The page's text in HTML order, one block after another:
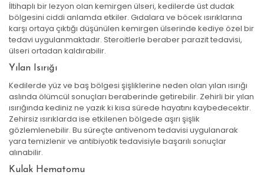
İltihaplı bir lezyon olan kemirgen ülseri, kedilerde üst dudak
bölgesini ciddi anlamda etkiler. Gıdalara ve böcek ısırıklarına
karşı ortaya çıktığı düşünülen kemirgen ülserinde kediye özel bir
tedavi uygulanmaktadır. Steroitlerle beraber parazit tedavisi,
ülseri ortadan kaldırabilir.
Yılan Isırığı
Kedilerde yüz ve baş bölgesi şişliklerine neden olan yılan ısırığı
aslında ölümcül sonuçları beraberinde getirebilir. Zehirli bir yılan
ısırığında kediniz ne yazık ki kısa sürede hayatını kaybedecektir.
Zehirsiz ısırıklarda ise etkilenen bölgede aşırı şişlik
gözlemlenebilir. Bu süreçte antivenom tedavisi uygulanarak
yara temizlenir ve antibiyotik tedavisiyle başarılı sonuçlar
alınabilir.
Kulak Hematomu